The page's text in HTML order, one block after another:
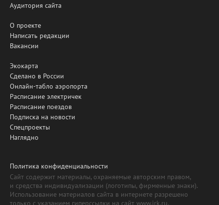
Аудитория сайта
О проекте
Написать редакции
Вакансии
Экокарта
Сделано в России
Онлайн-табло аэропорта
Расписание электричек
Расписание поездов
Подписка на новости
Спецпроекты
Наглядно
Политика конфиденциальности
Сайт содержит материалы, охраняемые авторским правом,
и средства индивидуализации (логотипы, фирменные знаки).
Использование материалов сайта в интернете разрешено
только с указанием гиперссылки на сайт www.irk.ru.